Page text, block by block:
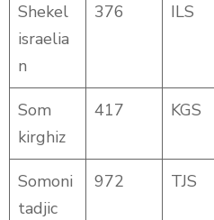
Shekel
israelia
n
376 ILS
Som
kirghiz
417 KGS
Somoni
tadjic
972 TJS